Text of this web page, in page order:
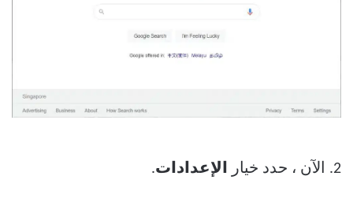
2. الآن ، حدد خيار الإعدادات.